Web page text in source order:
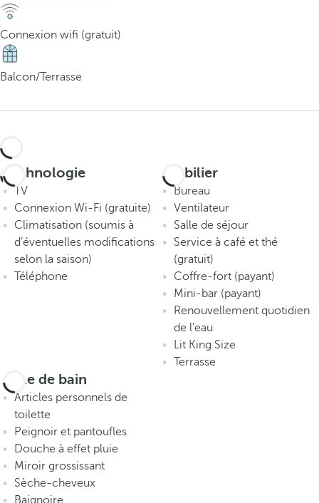
Connexion wifi (gratuit)
Balcon/Terrasse
Technologie
TV
Connexion Wi-Fi (gratuite)
Climatisation (soumis à
d’éventuelles modifications
selon la saison)
Téléphone
Mobilier
Bureau
Ventilateur
Salle de séjour
Service à café et thé
(gratuit)
Coffre-fort (payant)
Mini-bar (payant)
Renouvellement quotidien
de l’eau
Lit King Size
Terrasse
Salle de bain
Articles personnels de
toilette
Peignoir et pantoufles
Douche à effet pluie
Miroir grossissant
Sèche-cheveux
Baignoire